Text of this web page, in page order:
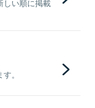
しい順に掲載
。